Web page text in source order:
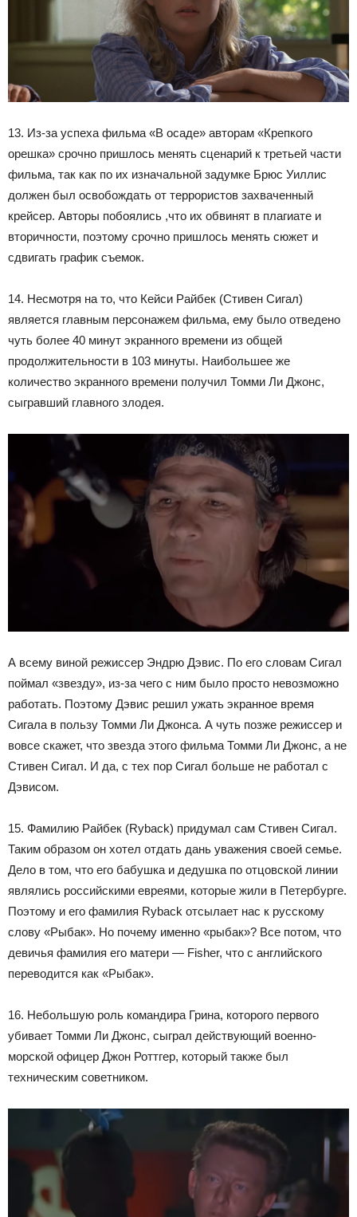
13. Из-за успеха фильма «В осаде» авторам «Крепкого
орешка» срочно пришлось менять сценарий к третьей части
фильма, так как по их изначальной задумке Брюс Уиллис
должен был освобождать от террористов захваченный
крейсер. Авторы побоялись ,что их обвинят в плагиате и
вторичности, поэтому срочно пришлось менять сюжет и
сдвигать график съемок.
14. Несмотря на то, что Кейси Райбек (Стивен Сигал)
является главным персонажем фильма, ему было отведено
чуть более 40 минут экранного времени из общей
продолжительности в 103 минуты. Наибольшее же
количество экранного времени получил Томми Ли Джонс,
сыгравший главного злодея.
А всему виной режиссер Эндрю Дэвис. По его словам Сигал
поймал «звезду», из-за чего с ним было просто невозможно
работать. Поэтому Дэвис решил ужать экранное время
Сигала в пользу Томми Ли Джонса. А чуть позже режиссер и
вовсе скажет, что звезда этого фильма Томми Ли Джонс, а не
Стивен Сигал. И да, с тех пор Сигал больше не работал с
Дэвисом.
15. Фамилию Райбек (Ryback) придумал сам Стивен Сигал.
Таким образом он хотел отдать дань уважения своей семье.
Дело в том, что его бабушка и дедушка по отцовской линии
являлись российскими евреями, которые жили в Петербурге.
Поэтому и его фамилия Ryback отсылает нас к русскому
слову «Рыбак». Но почему именно «рыбак»? Все потом, что
девичья фамилия его матери — Fisher, что с английского
переводится как «Рыбак».
16. Небольшую роль командира Грина, которого первого
убивает Томми Ли Джонс, сыграл действующий военно-
морской офицер Джон Роттгер, который также был
техническим советником.